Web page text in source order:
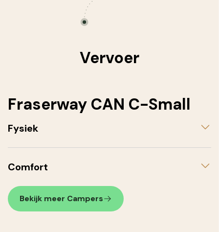
Vervoer
Fraserway CAN C-Small
Fysiek
Comfort
Bekijk meer Campers